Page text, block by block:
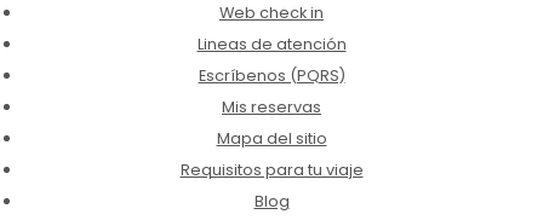
Web check in
Lineas de atención
Escríbenos (PQRS)
Mis reservas
Mapa del sitio
Requisitos para tu viaje
Blog